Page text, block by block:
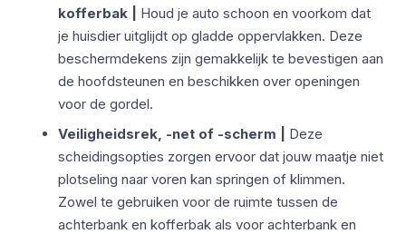
kofferbak |
Houd je auto schoon en voorkom dat
je huisdier uitglijdt op gladde oppervlakken. Deze
beschermdekens zijn gemakkelijk te bevestigen aan
de hoofdsteunen en beschikken over openingen
voor de gordel.
Veiligheidsrek, -net of -scherm |
Deze
scheidingsopties zorgen ervoor dat jouw maatje niet
plotseling naar voren kan springen of klimmen.
Zowel te gebruiken voor de ruimte tussen de
achterbank en kofferbak als voor achterbank en